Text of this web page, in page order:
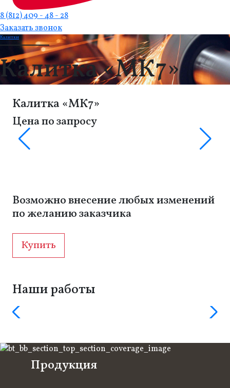
8 (812) 409 - 48 - 28
Заказать звонок
Калитки
Калитка «МК7»
Калитка «МК7»
Цена по запросу
Возможно внесение любых изменений
по желанию заказчика
Купить
Наши работы
Продукция